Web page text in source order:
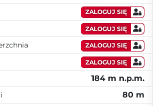
ZALOGUJ SIĘ
ZALOGUJ SIĘ
ZALOGUJ SIĘ
ZALOGUJ SIĘ
184 m n.p.m.
80 m